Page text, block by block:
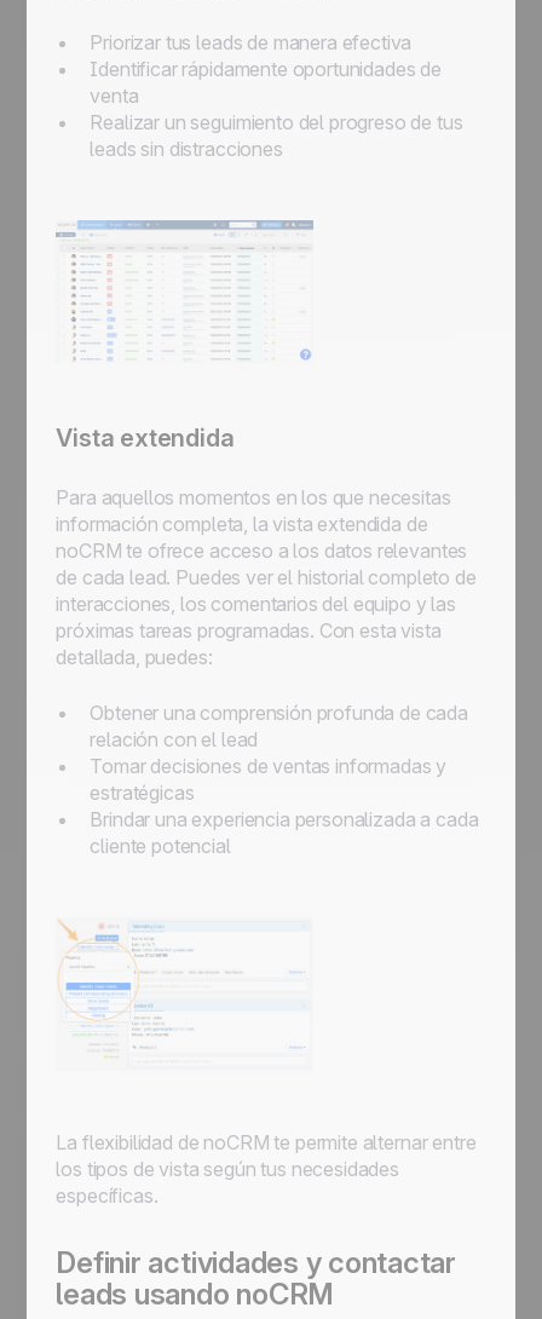
Priorizar tus leads de manera efectiva
Identificar rápidamente oportunidades de
venta
Realizar un seguimiento del progreso de tus
leads sin distracciones
Vista extendida
Para aquellos momentos en los que necesitas
información completa, la vista extendida de
noCRM te ofrece acceso a los datos relevantes
de cada lead. Puedes ver el historial completo de
interacciones, los comentarios del equipo y las
próximas tareas programadas. Con esta vista
detallada, puedes:
Obtener una comprensión profunda de cada
relación con el lead
Tomar decisiones de ventas informadas y
estratégicas
Brindar una experiencia personalizada a cada
cliente potencial
La flexibilidad de noCRM te permite alternar entre
los tipos de vista según tus necesidades
específicas.
Definir actividades y contactar
leads usando noCRM